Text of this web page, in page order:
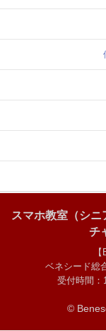
スマホ教室（シ
チ
ベネシード総
受付時間：
©